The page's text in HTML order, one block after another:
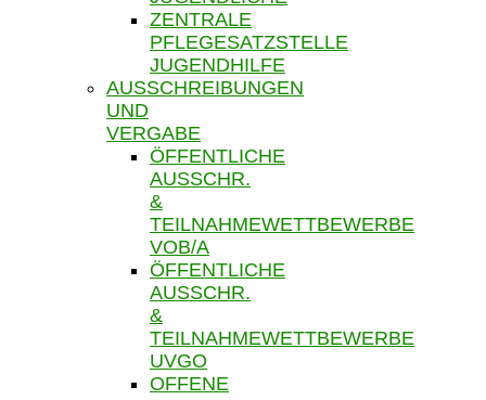
ZENTRALE
PFLEGESATZSTELLE
JUGENDHILFE
AUSSCHREIBUNGEN
UND
VERGABE
ÖFFENTLICHE
AUSSCHR.
&
TEILNAHMEWETTBEWERBE
VOB/A
ÖFFENTLICHE
AUSSCHR.
&
TEILNAHMEWETTBEWERBE
UVGO
OFFENE